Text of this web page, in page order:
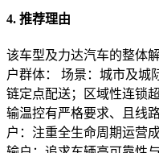
4. 推荐理由
该车型及力达汽车的整体
户群体： 场景：城市及城
链定点配送；区域性连锁
输温控有严格要求、且线
户：注重全生命周期运营